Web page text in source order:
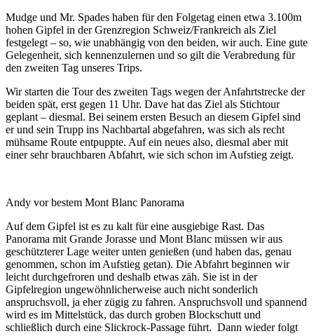
Mudge und Mr. Spades haben für den Folgetag einen etwa 3.100m
hohen Gipfel in der Grenzregion Schweiz/Frankreich als Ziel
festgelegt – so, wie unabhängig von den beiden, wir auch. Eine gute
Gelegenheit, sich kennenzulernen und so gilt die Verabredung für
den zweiten Tag unseres Trips.
Wir starten die Tour des zweiten Tags wegen der Anfahrtstrecke der
beiden spät, erst gegen 11 Uhr. Dave hat das Ziel als Stichtour
geplant – diesmal. Bei seinem ersten Besuch an diesem Gipfel sind
er und sein Trupp ins Nachbartal abgefahren, was sich als recht
mühsame Route entpuppte. Auf ein neues also, diesmal aber mit
einer sehr brauchbaren Abfahrt, wie sich schon im Aufstieg zeigt.
Andy vor bestem Mont Blanc Panorama
Auf dem Gipfel ist es zu kalt für eine ausgiebige Rast. Das
Panorama mit Grande Jorasse und Mont Blanc müssen wir aus
geschützterer Lage weiter unten genießen (und haben das, genau
genommen, schon im Aufstieg getan). Die Abfahrt beginnen wir
leicht durchgefroren und deshalb etwas zäh. Sie ist in der
Gipfelregion ungewöhnlicherweise auch nicht sonderlich
anspruchsvoll, ja eher zügig zu fahren. Anspruchsvoll und spannend
wird es im Mittelstück, das durch groben Blockschutt und
schließlich durch eine Slickrock-Passage führt. Dann wieder folgt